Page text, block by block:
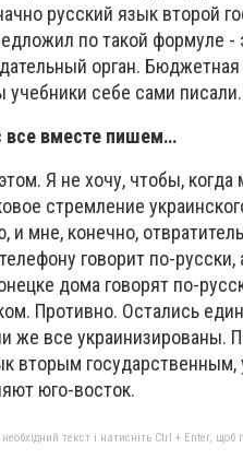
русский язык второй
по такой формуле -
орган.
учебники себе сами
все вместе пишем…
Я не хочу, чтобы,
стремление
и мне, конечно,
говорит по-
дома говорят по-
Противно. Остались
же все украинизированы.
вторым
юго-восток.
текст і натисніть Ctrl + Enter, щоб